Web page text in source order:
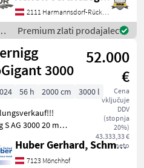
Balken Licht -
- mit 3
Stoc
2111 Harmannsdorf-Rückersdorf
Premium zlati prodajalec
3000
52.000
€
Cena
vključuje
DDV
(stopnja
20%)
43.333,33 €
neto
56 h 2000 cm
3000 l
S AG 3000 20 m
( nur
klappbar) 7
Hubhöhe
Huber Gerhard, Schmiede und Landmaschinen GmbH.
7123 Mönchhof